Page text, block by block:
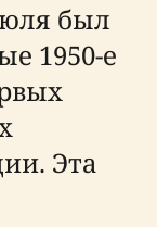
был
1950-е
Эта